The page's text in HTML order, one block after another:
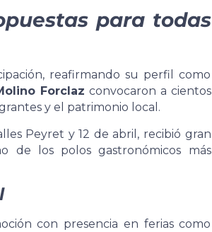
para todas
reafirmando su perfil como
Forclaz convocaron a cientos
y el patrimonio local.
Peyret y 12 de abril, recibió gran
de los polos gastronómicos más
con presencia en ferias como